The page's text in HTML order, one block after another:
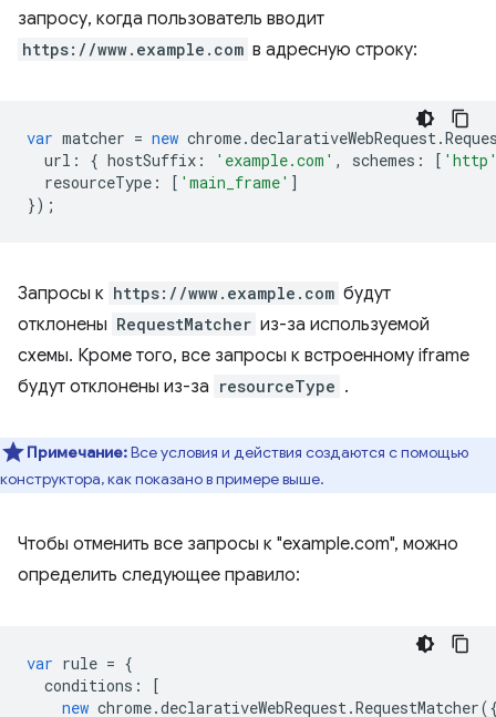
запросу, когда пользователь вводит
https://www.example.com в адресную строку:
var matcher = new chrome.declarativeWebRequest.
url : { hostSuffix : 'example.com' , schemes : [
resourceType : [ 'main_frame' ]
});
Запросы к https://www.example.com будут
отклонены RequestMatcher из-за используемой
схемы. Кроме того, все запросы к встроенному iframe
будут отклонены из-за resourceType .
Примечание:Все условия и действия создаются с помощью
конструктора, как показано в примере выше.
Чтобы отменить все запросы к "example.com", можно
определить следующее правило:
var rule = {
conditions :
[
new chrome.declarativeWebRequest.RequestMatcher